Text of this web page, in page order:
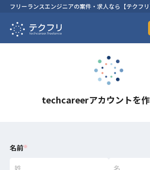
フリーランスエンジニアの案件・求人なら【テクフリ
techcareerアカウントを
名前※